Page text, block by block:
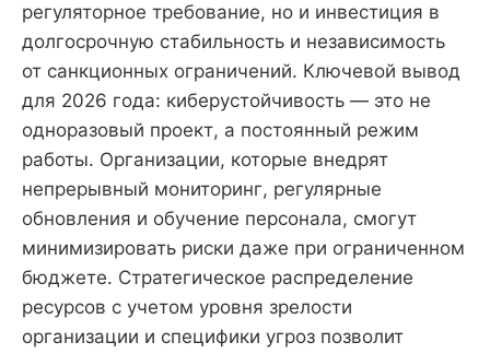
регуляторное требование, но и инвестиция в
долгосрочную стабильность и независимость
от санкционных ограничений. Ключевой вывод
для 2026 года: киберустойчивость — это не
одноразовый проект, а постоянный режим
работы. Организации, которые внедрят
непрерывный мониторинг, регулярные
обновления и обучение персонала, смогут
минимизировать риски даже при ограниченном
бюджете. Стратегическое распределение
ресурсов с учетом уровня зрелости
организации и специфики угроз позволит